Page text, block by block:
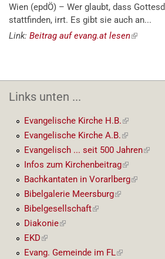
Wien (epdÖ) – Wer glaubt, dass
stattfinden, irrt. Es gibt sie auch an...
Link: Beitrag auf evang.at lesen(externer
Links unten ...
Evangelische Kirche H.B.(externer
Link)
Evangelische Kirche A.B.(externer
Link)
Evangelisch ... seit 500 Jahren
Infos zum Kirchenbeitrag(externer
Link)
Bachkantaten in Vorarlberg(externer
Bibelgalerie Meersburg(externer
Bibelgesellschaft(externer
Diakonie(externer
EKD(externer
Link)
Evang. Gemeinde im FL(externer